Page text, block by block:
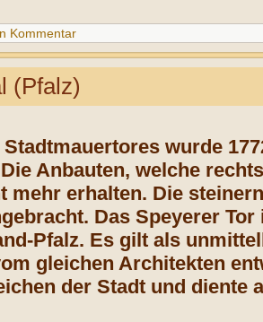
Kommentar
(Pfalz)
wurde
Anbauten, welche
erhalten. Die
Das Speyerer
Pfalz. Es gilt als
gleichen Architekten
der Stadt und diente